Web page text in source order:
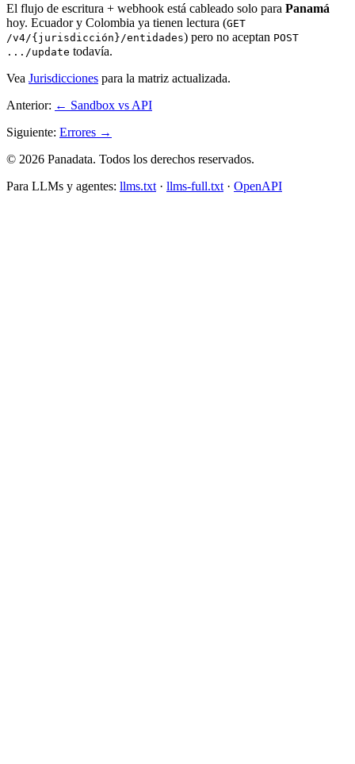
El flujo de escritura + webhook está cableado solo para Panamá
hoy. Ecuador y Colombia ya tienen lectura (GET
/v4/{jurisdicción}/entidades) pero no aceptan POST
.../update todavía.
Vea Jurisdicciones para la matriz actualizada.
Anterior: ← Sandbox vs API
Siguiente: Errores →
© 2026 Panadata. Todos los derechos reservados.
Para LLMs y agentes: llms.txt · llms-full.txt · OpenAPI